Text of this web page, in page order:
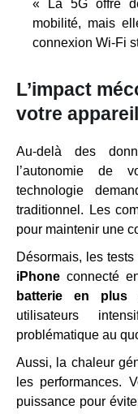
« La 5G offre
mobilité, mais
connexion Wi-Fi
L’impact
votre appareil
Au-delà des
l’autonomie de
technologie
traditionnel. Les
pour maintenir une
Désormais, les
iPhone connecté
batterie en plus
utilisateurs
problématique au
Aussi, la chaleur
les performances.
puissance pour